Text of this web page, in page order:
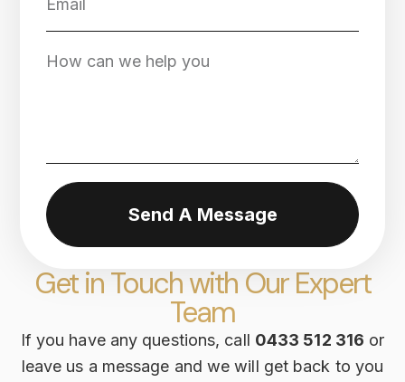
Get in Touch with Our Expert
Team
If you have any questions, call 0433 512 316 or
leave us a message and we will get back to you
Send A Message